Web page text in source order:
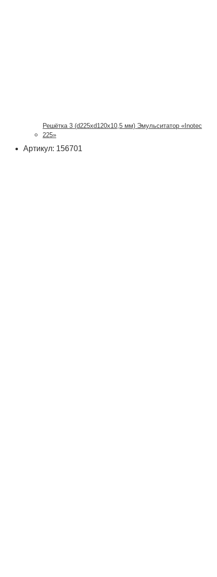
Решётка 3 (d225xd120x10,5 мм) Эмульситатор «Inotec
225»
Артикул: 156701